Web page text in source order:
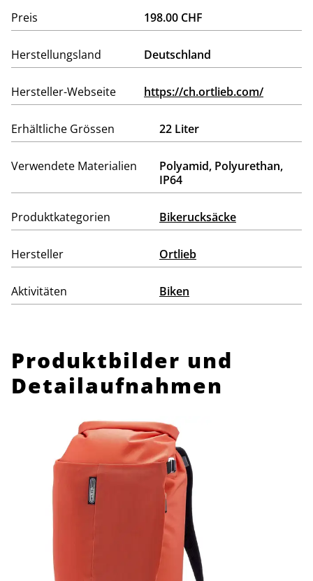
Preis 198.00 CHF
Herstellungsland Deutschland
Hersteller-Webseite https://ch.ortlieb.com/
Erhältliche Grössen 22 Liter
Verwendete Materialien
Polyamid, Polyurethan,
IP64
Produktkategorien Bikerucksäcke
Hersteller Ortlieb
Aktivitäten Biken
Produktbilder und
Detailaufnahmen